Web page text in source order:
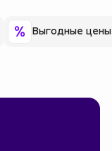
Выгодные цены